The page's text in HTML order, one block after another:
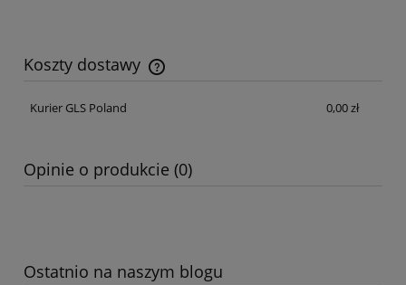
Koszty dostawy
Cena nie zawiera ewentualnych kosztów płatności
Kurier GLS Poland
0,00 zł
Opinie o produkcie (0)
Ostatnio na naszym blogu